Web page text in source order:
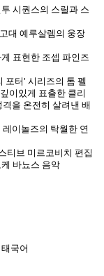
시퀀스의 스릴과 스
대 예루살렘의 웅장
표현한 조셉 파인즈
포터' 시리즈의 톰 펠
이있게 표출한 클리
을 온전히 살려낸 배
이놀즈의 탁월한 연
티브 미르코비치 편집
바뇨스 음악
국어